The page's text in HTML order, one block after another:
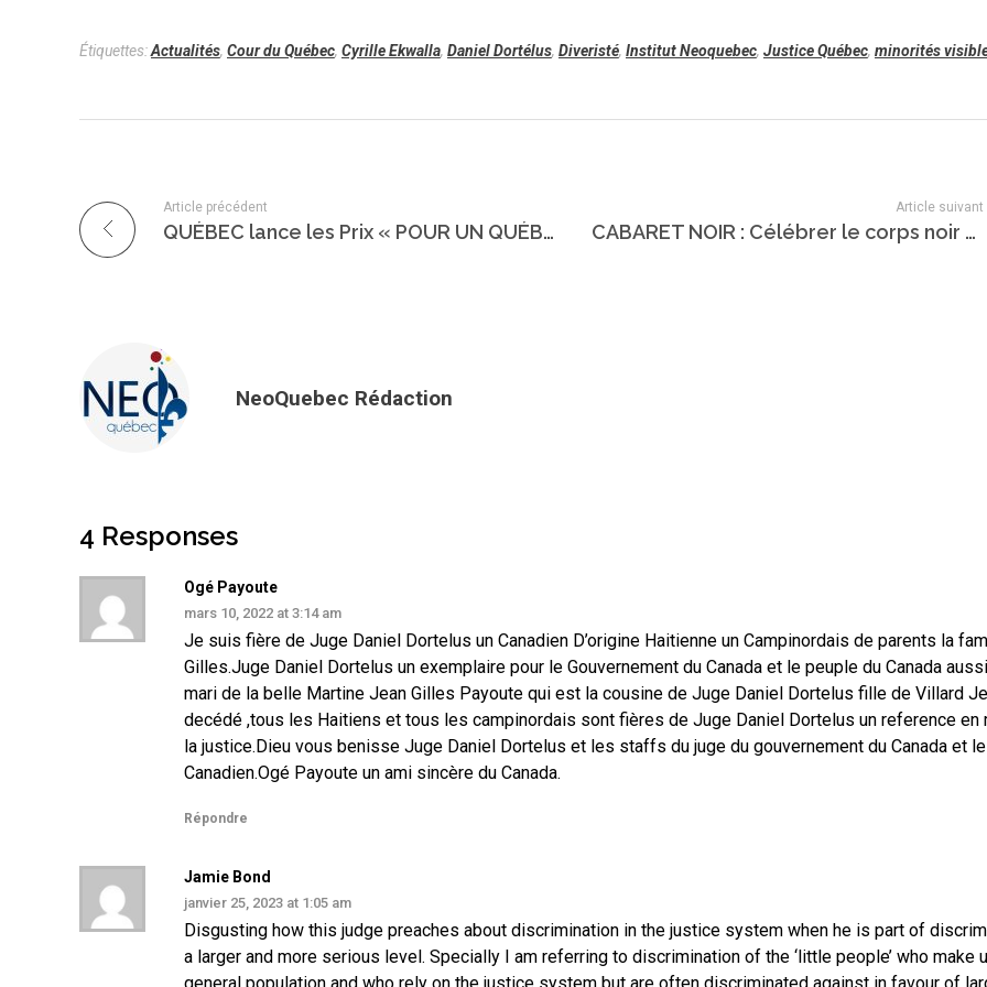
Étiquettes:Actualités, Cour du Québec, Cyrille Ekwalla, Daniel Dortélus, Diveristé, Institut Neoquebec, Justice Québec, minorités
Article précédent
QUÉBEC lance les Prix « POUR UN QUÉBEC SANS RACISME »
Article suivant
CABARET NOIR : Célébrer le corps noir en s’en libérant !
NeoQuebec Rédaction
4 Responses
Ogé Payoute
mars 10, 2022 at 3:14 am
Je suis fière de Juge Daniel Dortelus un Canadien D’origine Haitienne un Campinordais de parents la
Gilles.Juge Daniel Dortelus un exemplaire pour le Gouvernement du Canada et le peuple du Canada
mari de la belle Martine Jean Gilles Payoute qui est la cousine de Juge Daniel Dortelus fille de Villard
decédé ,tous les Haitiens et tous les campinordais sont fières de Juge Daniel Dortelus un reference en
la justice.Dieu vous benisse Juge Daniel Dortelus et les staffs du juge du gouvernement du Canada et
Canadien.Ogé Payoute un ami sincère du Canada.
Répondre
Jamie Bond
janvier 25, 2023 at 1:05 am
Disgusting how this judge preaches about discrimination in the justice system when he is part of
a larger and more serious level. Specially I am referring to discrimination of the ‘little people’ who make